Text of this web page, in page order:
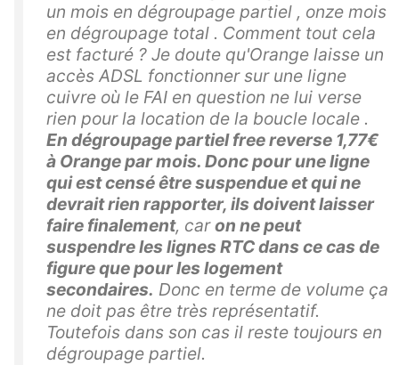
un mois en dégroupage partiel , onze mois
en dégroupage total . Comment tout cela
est facturé ? Je doute qu'Orange laisse un
accès ADSL fonctionner sur une ligne
cuivre où le FAI en question ne lui verse
rien pour la location de la boucle locale .
En dégroupage partiel free reverse 1,77€
à Orange par mois. Donc pour une ligne
qui est censé être suspendue et qui ne
devrait rien rapporter, ils doivent laisser
faire finalement, caron ne peut
suspendre les lignes RTC dans ce cas de
figure que pour les logement
secondaires. Donc en terme de volume ça
ne doit pas être très représentatif.
Toutefois dans son cas il reste toujours en
dégroupage partiel.